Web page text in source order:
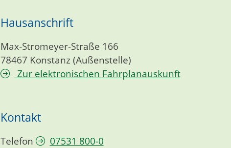
Hausanschrift
Max-Stromeyer-Straße 166
78467 Konstanz (Außenstelle)
Zur elektronischen Fahrplanauskunft
Kontakt
Telefon
07531 800-0